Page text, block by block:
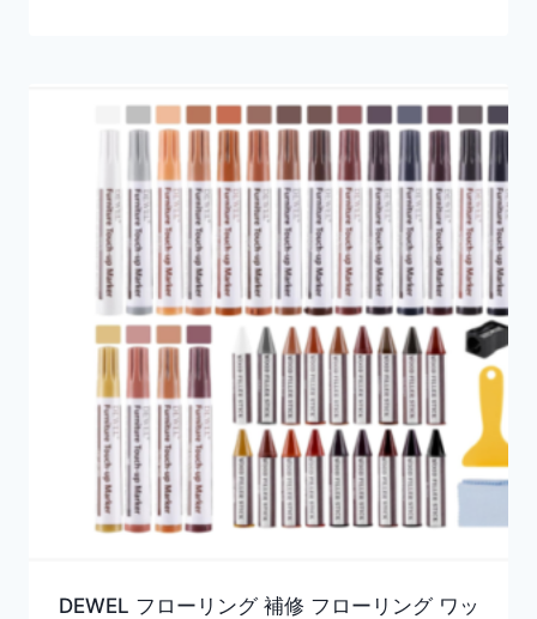
DEWEL フローリング 補修 フローリング ワッ